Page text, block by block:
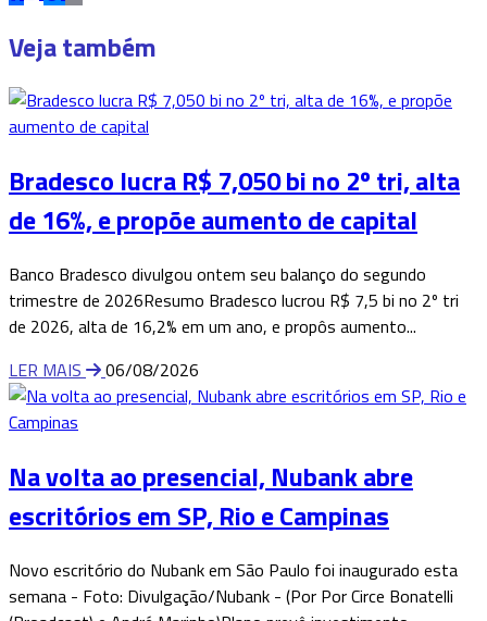
Veja também
Bradesco lucra R$ 7,050 bi no 2º tri, alta
de 16%, e propõe aumento de capital
Banco Bradesco divulgou ontem seu balanço do segundo
trimestre de 2026Resumo Bradesco lucrou R$ 7,5 bi no 2º tri
de 2026, alta de 16,2% em um ano, e propôs aumento...
LER MAIS
06/08/2026
Na volta ao presencial, Nubank abre
escritórios em SP, Rio e Campinas
Novo escritório do Nubank em São Paulo foi inaugurado esta
semana - Foto: Divulgação/Nubank - (Por Por Circe Bonatelli